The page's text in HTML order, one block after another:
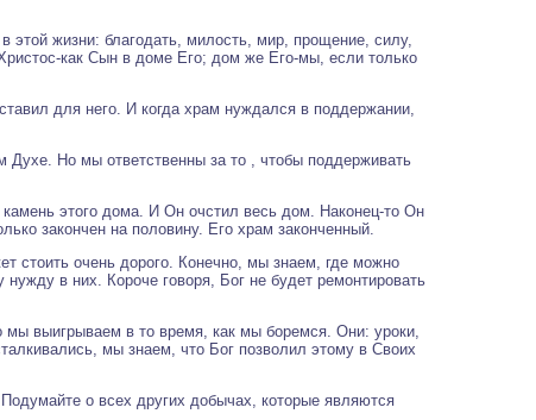
жизни: благодать, милость, мир, прощение, силу,
как Сын в доме Его; дом же Его-мы, если только
для него. И когда храм нуждался в поддержании,
Но мы ответственны за то , чтобы поддерживать
этого дома. И Он очстил весь дом. Наконец-то Он
закончен на половину. Его храм законченный.
стоить очень дорого. Конечно, мы знаем, где можно
в них. Короче говоря, Бог не будет ремонтировать
мы выигрываем в то время, как мы боремся. Они: уроки,
мы знаем, что Бог позволил этому в Своих
о всех других добычах, которые являются